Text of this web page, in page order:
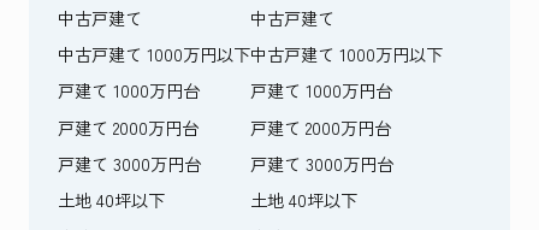
中古戸建て
中古戸建て 1000万円以下
戸建て 1000万円台
戸建て 2000万円台
戸建て 3000万円台
土地 40坪以下
中古戸建て
中古戸建て 1000万円以下
戸建て 1000万円台
戸建て 2000万円台
戸建て 3000万円台
土地 40坪以下